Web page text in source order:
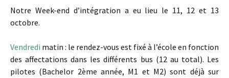
Notre Week-end d’intégration a eu lieu le 11, 12 et 13
octobre.
Vendredi matin : le rendez-vous est fixé à l’école en fonction
des affectations dans les différents bus (12 au total). Les
pilotes (Bachelor 2ème année, M1 et M2) sont déjà sur